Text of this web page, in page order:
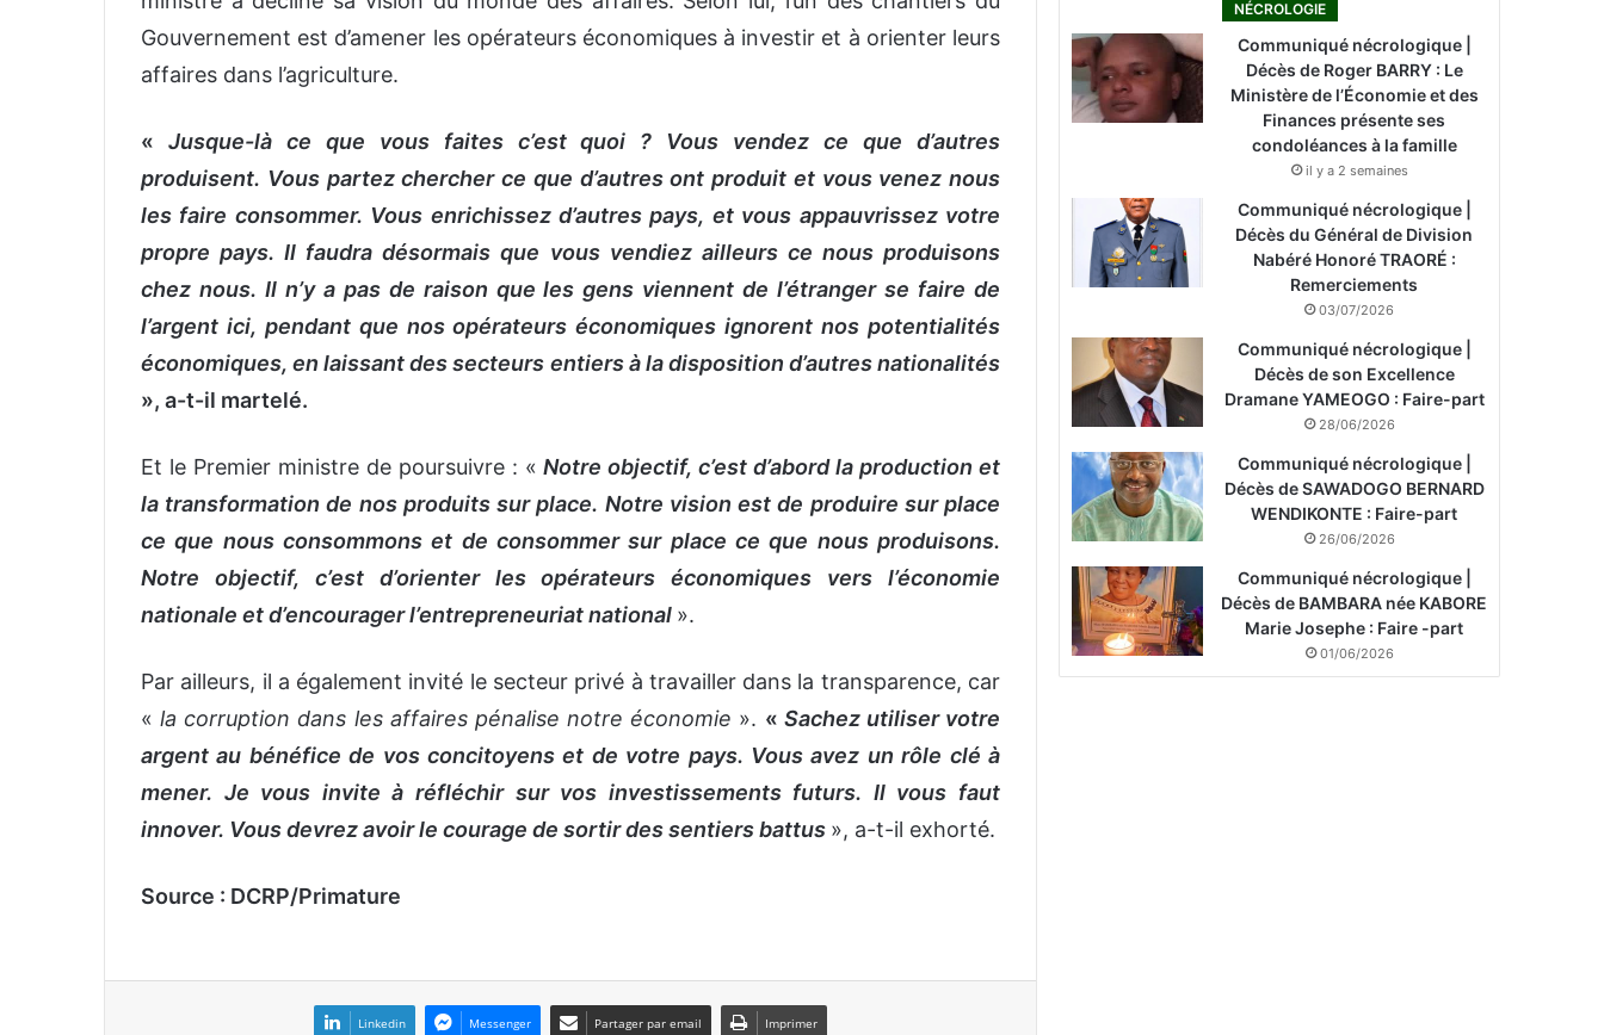
Gouvernement est d’amener les opérateurs économiques à investir et à orienter leurs
affaires dans l’agriculture.
« Jusque-là ce que vous faites c’est quoi ? Vous vendez ce que d’autres
produisent. Vous partez chercher ce que d’autres ont produit et vous venez nous
les faire consommer. Vous enrichissez d’autres pays, et vous appauvrissez votre
propre pays. Il faudra désormais que vous vendiez ailleurs ce nous produisons
chez nous. Il n’y a pas de raison que les gens viennent de l’étranger se faire de
l’argent ici, pendant que nos opérateurs économiques ignorent nos potentialités
économiques, en laissant des secteurs entiers à la disposition d’autres nationalités
», a-t-il martelé.
Et le Premier ministre de poursuivre : «Notre objectif, c’est d’abord la production et
la transformation de nos produits sur place. Notre vision est de produire sur place
ce que nous consommons et de consommer sur place ce que nous produisons.
Notre objectif, c’est d’orienter les opérateurs économiques vers l’économie
nationale et d’encourager l’entrepreneuriat national ».
Par ailleurs, il a également invité le secteur privé à travailler dans la transparence, car
«la corruption dans les affaires pénalise notre économie ». « Sachez utiliser votre
argent au bénéfice de vos concitoyens et de votre pays. Vous avez un rôle clé à
mener. Je vous invite à réfléchir sur vos investissements futurs. Il vous faut
innover. Vous devrez avoir le courage de sortir des sentiers battus », a-t-il exhorté.
Source : DCRP/Primature
Linkedin Messenger Partager par email Imprimer
NÉCROLOGIE
Communiqué nécrologique |
Décès de Roger BARRY : Le
Ministère de l’Économie et des
Finances présente ses
condoléances à la famille
il y a 2 semaines
Communiqué nécrologique |
Décès du Général de Division
Nabéré Honoré TRAORÉ :
Remerciements
03/07/2026
Communiqué nécrologique |
Décès de son Excellence
Dramane YAMEOGO : Faire-part
28/06/2026
Communiqué nécrologique |
Décès de SAWADOGO BERNARD
WENDIKONTE : Faire-part
26/06/2026
Communiqué nécrologique |
Décès de BAMBARA née KABORE
Marie Josephe : Faire -part
01/06/2026